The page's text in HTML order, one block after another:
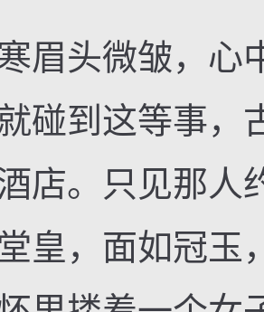
头微皱，心
碰到这等事，
店。只见那人
皇，面如冠玉